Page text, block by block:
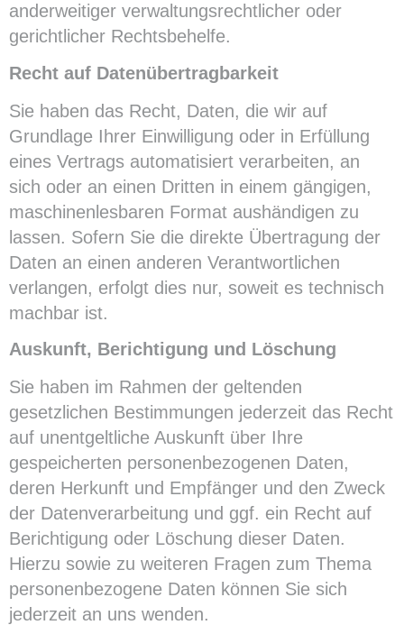
anderweitiger verwaltungsrechtlicher oder
gerichtlicher Rechtsbehelfe.
Recht auf Daten­übertrag­barkeit
Sie haben das Recht, Daten, die wir auf
Grundlage Ihrer Einwilligung oder in Erfüllung
eines Vertrags automatisiert verarbeiten, an
sich oder an einen Dritten in einem gängigen,
maschinenlesbaren Format aushändigen zu
lassen. Sofern Sie die direkte Übertragung der
Daten an einen anderen Verantwortlichen
verlangen, erfolgt dies nur, soweit es technisch
machbar ist.
Auskunft, Berichtigung und Löschung
Sie haben im Rahmen der geltenden
gesetzlichen Bestimmungen jederzeit das Recht
auf unentgeltliche Auskunft über Ihre
gespeicherten personenbezogenen Daten,
deren Herkunft und Empfänger und den Zweck
der Datenverarbeitung und ggf. ein Recht auf
Berichtigung oder Löschung dieser Daten.
Hierzu sowie zu weiteren Fragen zum Thema
personenbezogene Daten können Sie sich
jederzeit an uns wenden.